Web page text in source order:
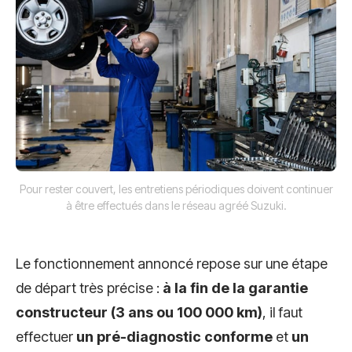
Pour rester couvert, les entretiens périodiques doivent continuer
à être effectués dans le réseau agréé Suzuki.
Le fonctionnement annoncé repose sur une étape
de départ très précise : à la fin de la garantie
constructeur (3 ans ou 100 000 km), il faut
effectuer un pré-diagnostic conforme et un